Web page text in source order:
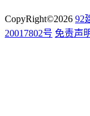
CopyRight©2026 92
20017802号 免责声